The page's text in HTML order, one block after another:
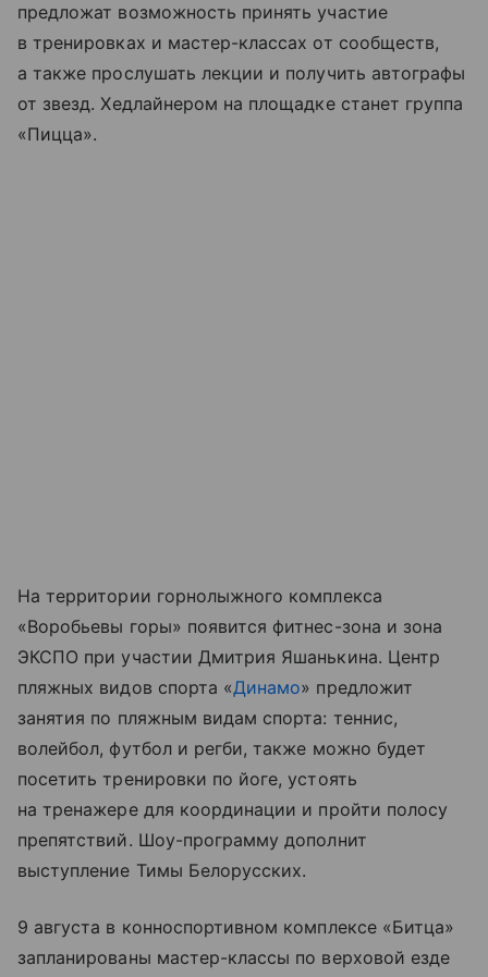
предложат возможность принять участие
в тренировках и мастер-классах от сообществ,
а также прослушать лекции и получить автографы
от звезд. Хедлайнером на площадке станет группа
«Пицца».
На территории горнолыжного комплекса
«Воробьевы горы» появится фитнес-зона и зона
ЭКСПО при участии Дмитрия Яшанькина. Центр
пляжных видов спорта «Динамо» предложит
занятия по пляжным видам спорта: теннис,
волейбол, футбол и регби, также можно будет
посетить тренировки по йоге, устоять
на тренажере для координации и пройти полосу
препятствий. Шоу-программу дополнит
выступление Тимы Белорусских.
9 августа в конноспортивном комплексе «Битца»
запланированы мастер-классы по верховой езде